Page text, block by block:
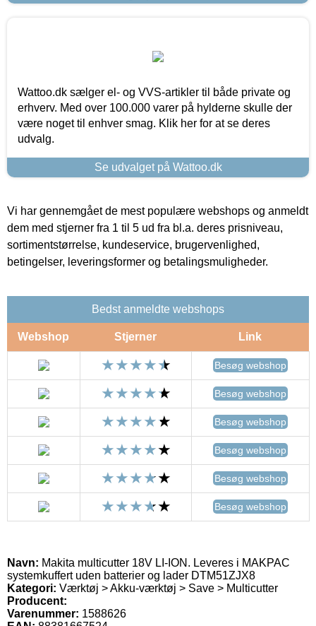
Wattoo.dk sælger el- og VVS-artikler til både private og
erhverv. Med over 100.000 varer på hylderne skulle der
være noget til enhver smag. Klik her for at se deres
udvalg.
Se udvalget på Wattoo.dk
Vi har gennemgået de mest populære webshops og anmeldt
dem med stjerner fra 1 til 5 ud fra bl.a. deres prisniveau,
sortimentstørrelse, kundeservice, brugervenlighed,
betingelser, leveringsformer og betalingsmuligheder.
Bedst anmeldte webshops
Webshop Stjerner Link
Besøg webshop
Besøg webshop
Besøg webshop
Besøg webshop
Besøg webshop
Besøg webshop
Navn: Makita multicutter 18V LI-ION. Leveres i MAKPAC
systemkuffert uden batterier og lader DTM51ZJX8
Kategori: Værktøj > Akku-værktøj > Save > Multicutter
Producent:
Varenummer: 1588626